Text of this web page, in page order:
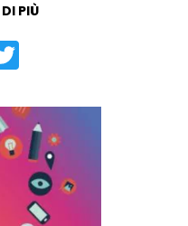
PIÙ